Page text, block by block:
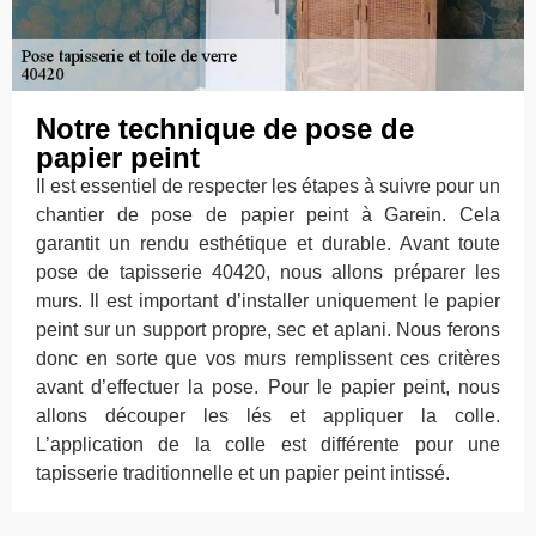
Notre technique de pose de
papier peint
Il est essentiel de respecter les étapes à suivre pour un
chantier de pose de papier peint à Garein. Cela
garantit un rendu esthétique et durable. Avant toute
pose de tapisserie 40420, nous allons préparer les
murs. Il est important d’installer uniquement le papier
peint sur un support propre, sec et aplani. Nous ferons
donc en sorte que vos murs remplissent ces critères
avant d’effectuer la pose. Pour le papier peint, nous
allons découper les lés et appliquer la colle.
L’application de la colle est différente pour une
tapisserie traditionnelle et un papier peint intissé.